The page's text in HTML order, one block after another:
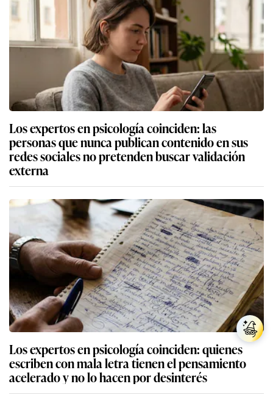
Los expertos en psicología coinciden: las
personas que nunca publican contenido en sus
redes sociales no pretenden buscar validación
externa
Los expertos en psicología coinciden: quienes
escriben con mala letra tienen el pensamiento
acelerado y no lo hacen por desinterés